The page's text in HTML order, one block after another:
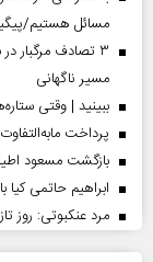
مسائل هستیم/
۳ تصادف مرگبار
مسیر ناگهانی
ببینید | وقتی
پرداخت
بازگشت مسعود
ابراهیم حاتمی
مرد عنکبوتی: روز تازه با فروش ۵۰۰ میلیون